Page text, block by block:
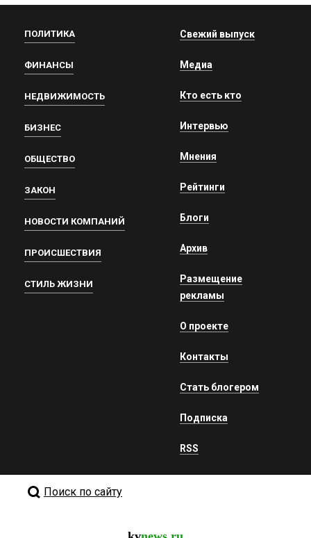
ПОЛИТИКА
ФИНАНСЫ
НЕДВИЖИМОСТЬ
БИЗНЕС
ОБЩЕСТВО
ЗАКОН
НОВОСТИ КОМПАНИЙ
ПРОИСШЕСТВИЯ
СТИЛЬ ЖИЗНИ
Свежий выпуск
Медиа
Кто есть кто
Интервью
Мнения
Рейтинги
Блоги
Архив
Размещение
рекламы
О проекте
Контакты
Стать блогером
Подписка
RSS
Поиск по сайту